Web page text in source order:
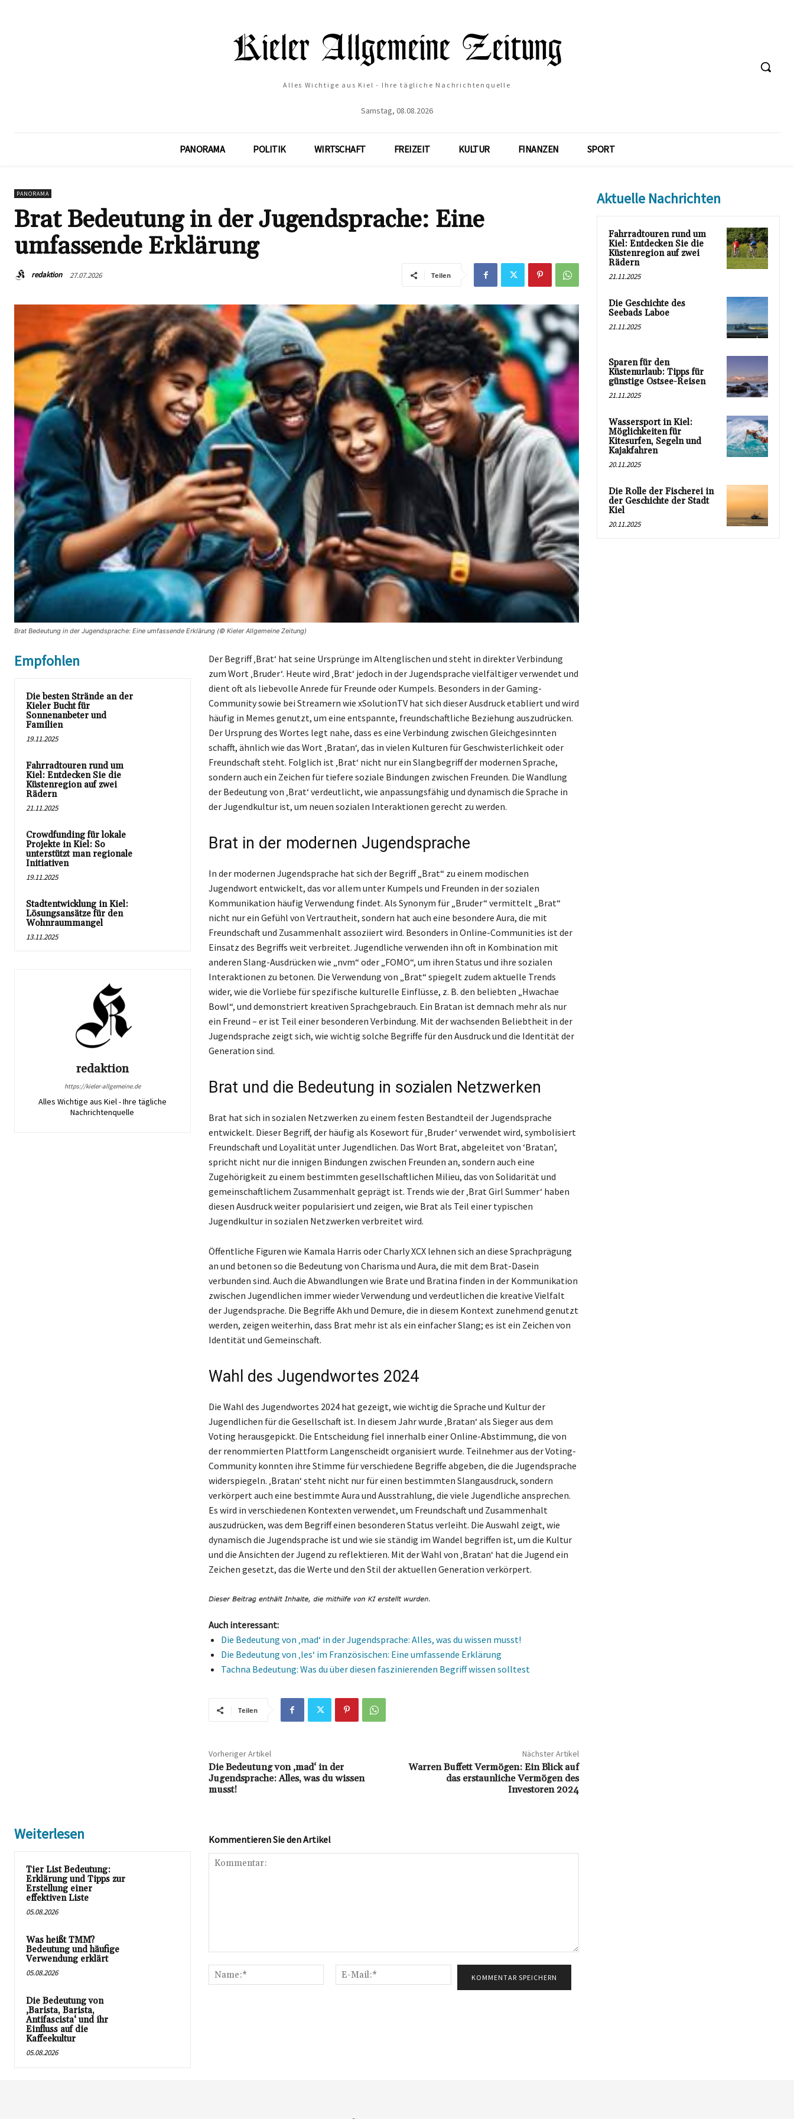
Alles Wichtige aus Kiel - Ihre tägliche Nachrichtenquelle
Samstag, 08.08.2026
PANORAMA POLITIK WIRTSCHAFT FREIZEIT KULTUR FINANZEN SPORT
PANORAMA
Brat Bedeutung in der Jugendsprache: Eine
umfassende Erklärung
redaktion 27.07.2026 Teilen
Brat Bedeutung in der Jugendsprache: Eine umfassende Erklärung (© Kieler Allgemeine Zeitung)
Empfohlen
Die besten Strände an der
Kieler Bucht für
Sonnenanbeter und
Familien
19.11.2025
Fahrradtouren rund um
Kiel: Entdecken Sie die
Küstenregion auf zwei
Rädern
21.11.2025
Crowdfunding für lokale
Projekte in Kiel: So
unterstützt man regionale
Initiativen
19.11.2025
Stadtentwicklung in Kiel:
Lösungsansätze für den
Wohnraummangel
13.11.2025
redaktion
https://kieler-allgemeine.de
Alles Wichtige aus Kiel - Ihre tägliche
Nachrichtenquelle
Der Begriff ‚Brat‘ hat seine Ursprünge im Altenglischen und steht in direkter Verbindung
zum Wort ‚Bruder‘. Heute wird ‚Brat‘ jedoch in der Jugendsprache vielfältiger verwendet und
dient oft als liebevolle Anrede für Freunde oder Kumpels. Besonders in der Gaming-
Community sowie bei Streamern wie xSolutionTV hat sich dieser Ausdruck etabliert und wird
häufig in Memes genutzt, um eine entspannte, freundschaftliche Beziehung auszudrücken.
Der Ursprung des Wortes legt nahe, dass es eine Verbindung zwischen Gleichgesinnten
schafft, ähnlich wie das Wort ‚Bratan‘, das in vielen Kulturen für Geschwisterlichkeit oder
Freundschaft steht. Folglich ist ‚Brat‘ nicht nur ein Slangbegriff der modernen Sprache,
sondern auch ein Zeichen für tiefere soziale Bindungen zwischen Freunden. Die Wandlung
der Bedeutung von ‚Brat‘ verdeutlicht, wie anpassungsfähig und dynamisch die Sprache in
der Jugendkultur ist, um neuen sozialen Interaktionen gerecht zu werden.
Brat in der modernen Jugendsprache
In der modernen Jugendsprache hat sich der Begriff „Brat“ zu einem modischen
Jugendwort entwickelt, das vor allem unter Kumpels und Freunden in der sozialen
Kommunikation häufig Verwendung findet. Als Synonym für „Bruder“ vermittelt „Brat“
nicht nur ein Gefühl von Vertrautheit, sondern hat auch eine besondere Aura, die mit
Freundschaft und Zusammenhalt assoziiert wird. Besonders in Online-Communities ist der
Einsatz des Begriffs weit verbreitet. Jugendliche verwenden ihn oft in Kombination mit
anderen Slang-Ausdrücken wie „nvm“ oder „FOMO“, um ihren Status und ihre sozialen
Interaktionen zu betonen. Die Verwendung von „Brat“ spiegelt zudem aktuelle Trends
wider, wie die Vorliebe für spezifische kulturelle Einflüsse, z. B. den beliebten „Hwachae
Bowl“, und demonstriert kreativen Sprachgebrauch. Ein Bratan ist demnach mehr als nur
ein Freund – er ist Teil einer besonderen Verbindung. Mit der wachsenden Beliebtheit in der
Jugendsprache zeigt sich, wie wichtig solche Begriffe für den Ausdruck und die Identität der
Generation sind.
Brat und die Bedeutung in sozialen Netzwerken
Brat hat sich in sozialen Netzwerken zu einem festen Bestandteil der Jugendsprache
entwickelt. Dieser Begriff, der häufig als Kosewort für ‚Bruder‘ verwendet wird, symbolisiert
Freundschaft und Loyalität unter Jugendlichen. Das Wort Brat, abgeleitet von ‘Bratan’,
spricht nicht nur die innigen Bindungen zwischen Freunden an, sondern auch eine
Zugehörigkeit zu einem bestimmten gesellschaftlichen Milieu, das von Solidarität und
gemeinschaftlichem Zusammenhalt geprägt ist. Trends wie der ‚Brat Girl Summer‘ haben
diesen Ausdruck weiter popularisiert und zeigen, wie Brat als Teil einer typischen
Jugendkultur in sozialen Netzwerken verbreitet wird.
Öffentliche Figuren wie Kamala Harris oder Charly XCX lehnen sich an diese Sprachprägung
an und betonen so die Bedeutung von Charisma und Aura, die mit dem Brat-Dasein
verbunden sind. Auch die Abwandlungen wie Brate und Bratina finden in der Kommunikation
zwischen Jugendlichen immer wieder Verwendung und verdeutlichen die kreative Vielfalt
der Jugendsprache. Die Begriffe Akh und Demure, die in diesem Kontext zunehmend genutzt
werden, zeigen weiterhin, dass Brat mehr ist als ein einfacher Slang; es ist ein Zeichen von
Identität und Gemeinschaft.
Wahl des Jugendwortes 2024
Die Wahl des Jugendwortes 2024 hat gezeigt, wie wichtig die Sprache und Kultur der
Jugendlichen für die Gesellschaft ist. In diesem Jahr wurde ‚Bratan‘ als Sieger aus dem
Voting herausgepickt. Die Entscheidung fiel innerhalb einer Online-Abstimmung, die von
der renommierten Plattform Langenscheidt organisiert wurde. Teilnehmer aus der Voting-
Community konnten ihre Stimme für verschiedene Begriffe abgeben, die die Jugendsprache
widerspiegeln. ‚Bratan‘ steht nicht nur für einen bestimmten Slangausdruck, sondern
verkörpert auch eine bestimmte Aura und Ausstrahlung, die viele Jugendliche ansprechen.
Es wird in verschiedenen Kontexten verwendet, um Freundschaft und Zusammenhalt
auszudrücken, was dem Begriff einen besonderen Status verleiht. Die Auswahl zeigt, wie
dynamisch die Jugendsprache ist und wie sie ständig im Wandel begriffen ist, um die Kultur
und die Ansichten der Jugend zu reflektieren. Mit der Wahl von ‚Bratan‘ hat die Jugend ein
Zeichen gesetzt, das die Werte und den Stil der aktuellen Generation verkörpert.
Auch interessant:
Die Bedeutung von ‚mad‘ in der Jugendsprache: Alles, was du wissen musst!
Die Bedeutung von ‚les‘ im Französischen: Eine umfassende Erklärung
Tachna Bedeutung: Was du über diesen faszinierenden Begriff wissen solltest
Teilen
Vorheriger Artikel
Die Bedeutung von ‚mad‘ in der
Jugendsprache: Alles, was du wissen
musst!
Nächster Artikel
Warren Buffett Vermögen: Ein Blick auf
das erstaunliche Vermögen des
Investoren 2024
Weiterlesen
Tier List Bedeutung:
Erklärung und Tipps zur
Erstellung einer
effektiven Liste
05.08.2026
Was heißt TMM?
Bedeutung und häufige
Verwendung erklärt
05.08.2026
Die Bedeutung von
‚Barista, Barista,
Antifascista‘ und ihr
Einfluss auf die
Kaffeekultur
05.08.2026
Kommentieren Sie den Artikel
Name:*
Mail:*
Aktuelle Nachrichten
Fahrradtouren rund um
Kiel: Entdecken Sie die
Küstenregion auf zwei
Rädern
21.11.2025
Die Geschichte des
Seebads Laboe
21.11.2025
Sparen für den
Küstenurlaub: Tipps für
günstige Ostsee-Reisen
21.11.2025
Wassersport in Kiel:
Möglichkeiten für
Kitesurfen, Segeln und
Kajakfahren
20.11.2025
Die Rolle der Fischerei in
der Geschichte der Stadt
Kiel
20.11.2025